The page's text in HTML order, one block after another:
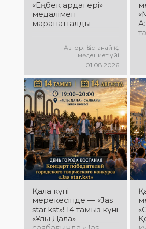
«Еңбек ардагері»
медалімен
марапатталды
Автор: Қостанай қ.
мәдениет үйі
01.08.2026
Қала күні
мерекесінде — «Jas
star.kst»! 14 тамыз күні
«Ұлы Дала»